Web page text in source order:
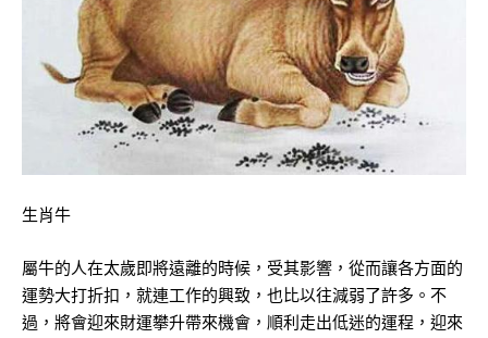
生肖牛
屬牛的人在太歲即將遠離的時候，受其影響，從而讓各方面的
運勢大打折扣，就連工作的興致，也比以往減弱了許多。不
過，將會迎來財運攀升帶來機會，順利走出低迷的運程，迎來